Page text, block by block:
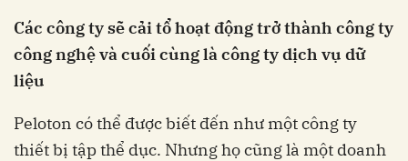
Các công ty sẽ cải tổ hoạt động trở thành công ty
công nghệ và cuối cùng là công ty dịch vụ dữ
liệu
Peloton có thể được biết đến như một công ty
thiết bị tập thể dục. Nhưng họ cũng là một doanh